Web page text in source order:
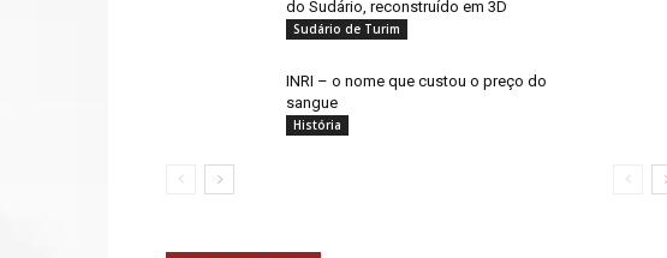
do Sudário, reconstruído em 3D
Sudário de Turim
INRI – o nome que custou o preço do
sangue
História